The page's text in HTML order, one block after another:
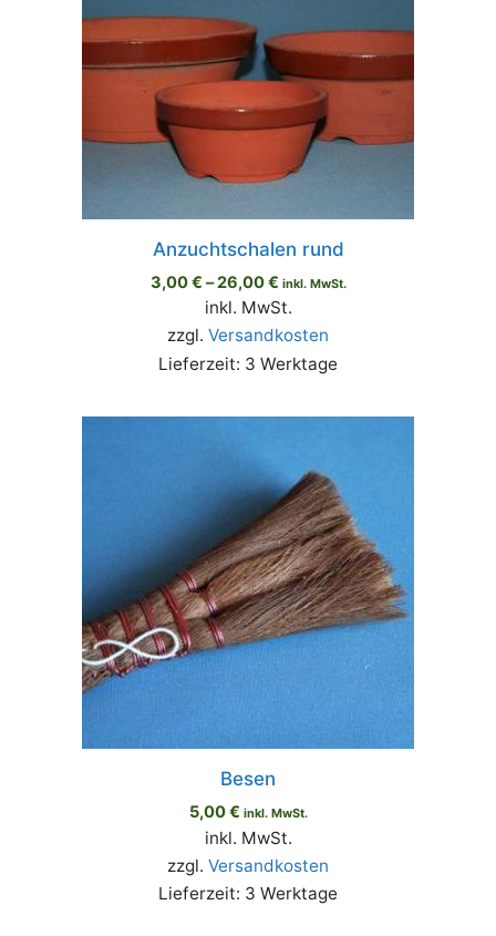
Anzuchtschalen rund
3,00€ –26,00€ inkl. MwSt.
inkl. MwSt.
zzgl. Versandkosten
Lieferzeit: 3 Werktage
Besen
5,00€ inkl. MwSt.
inkl. MwSt.
zzgl. Versandkosten
Lieferzeit: 3 Werktage